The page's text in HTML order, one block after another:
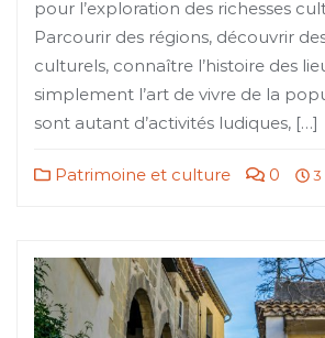
pour l’exploration des richesses
Parcourir des régions, découvrir
culturels, connaître l’histoire des
simplement l’art de vivre de la
sont autant d’activités ludiques, […]
Patrimoine et culture 0 3